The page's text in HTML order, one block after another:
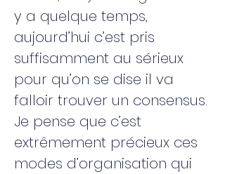
y a quelque temps,
aujourd’hui c’est pris
suffisamment au sérieux
pour qu’on se dise il va
falloir trouver un consensus.
Je pense que c’est
extrêmement précieux ces
modes d’organisation qui